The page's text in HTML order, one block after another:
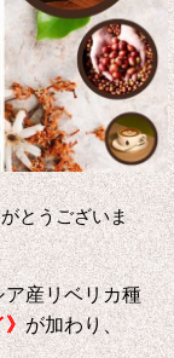
とうございま
産リベリカ種
》が加わり、